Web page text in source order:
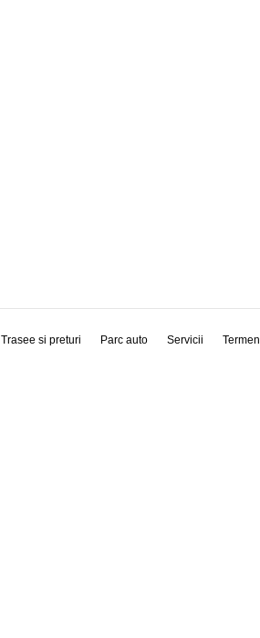
Trasee si preturi Parc auto Servicii